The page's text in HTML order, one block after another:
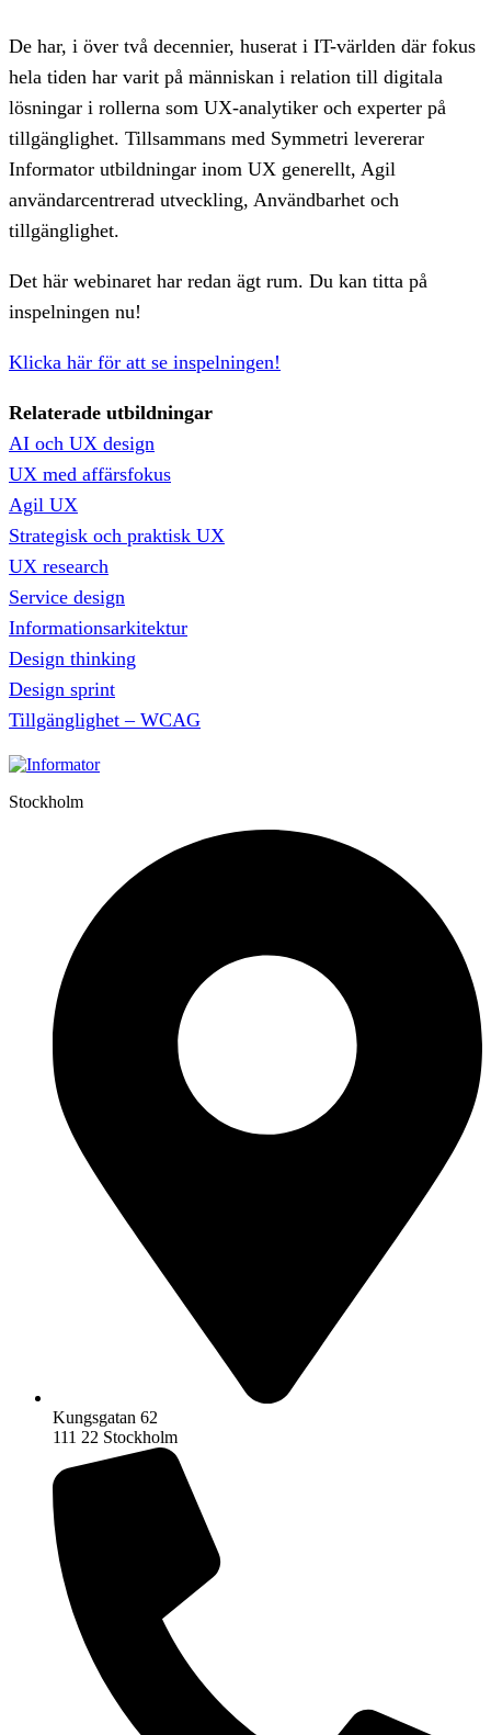
De har, i över två decennier, huserat i IT-världen där fokus
hela tiden har varit på människan i relation till digitala
lösningar i rollerna som UX-analytiker och experter på
tillgänglighet. Tillsammans med Symmetri levererar
Informator utbildningar inom UX generellt, Agil
användarcentrerad utveckling, Användbarhet och
tillgänglighet.
Det här webinaret har redan ägt rum. Du kan titta på
inspelningen nu!
Klicka här för att se inspelningen!
Relaterade utbildningar
AI och UX design
UX med affärsfokus
Agil UX
Strategisk och praktisk UX
UX research
Service design
Informationsarkitektur
Design thinking
Design sprint
Tillgänglighet – WCAG
Stockholm
Kungsgatan 62
111 22 Stockholm